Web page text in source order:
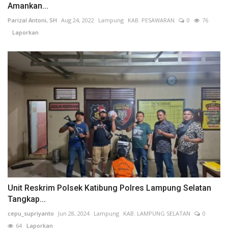
Amankan...
Parizal Antoni, SH Aug 24, 2022 Lampung KAB. PESAWARAN 0
76
Laporkan
Unit Reskrim Polsek Katibung Polres Lampung Selatan
Tangkap...
cepu_supriyanto Jun 28, 2024 Lampung KAB. LAMPUNG SELATAN
0
64 Laporkan